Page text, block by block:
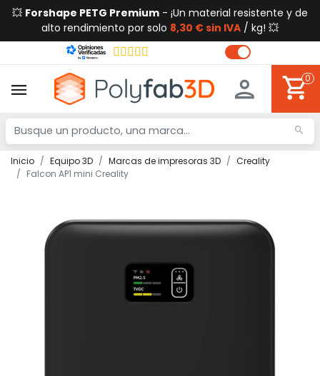
💥 Forshape PETG Premium - ¡Un material resistente y de
alto rendimiento por solo 8,30 € sin IVA / kg! 💥
0
Inicio Equipo 3D Marcas de impresoras 3D
Creality
Falcon AP1 mini Creality